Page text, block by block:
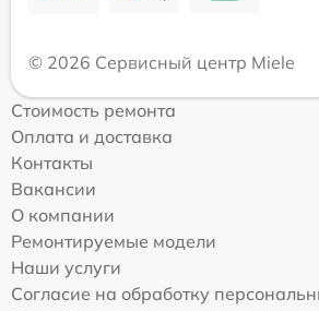
© 2026 Сервисный центр Miele
Стоимость ремонта
Оплата и доставка
Контакты
Вакансии
О компании
Ремонтируемые модели
Наши услуги
Согласие на обработку